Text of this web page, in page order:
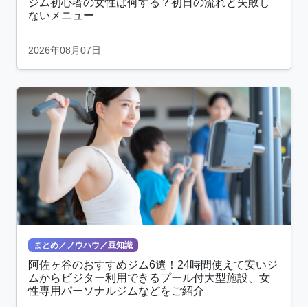
ジム初心者の女性は何する？初日の流れと失敗し
ないメニュー
2026年08月07日
まとめ／ノウハウ／豆知識
阿佐ヶ谷のおすすめジム6選！24時間使えて安いジ
ムからビジター利用できるプール付大型施設、女
性専用パーソナルジムなどをご紹介